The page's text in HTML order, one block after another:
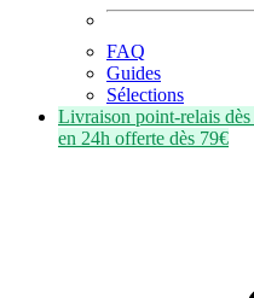
FAQ
Guides
Sélections
Livraison point-relais dès
en 24h offerte dès 79€